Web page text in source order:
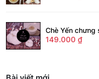
Chè Yến chưng
149.000 ₫